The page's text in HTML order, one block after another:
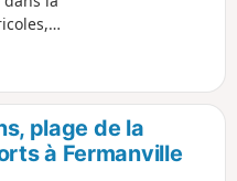
de
en bord
plage de la
à Fermanville